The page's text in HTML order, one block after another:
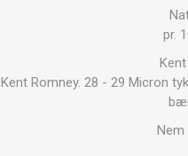
pr.
Romney. 28 - 29 Micron
Nem